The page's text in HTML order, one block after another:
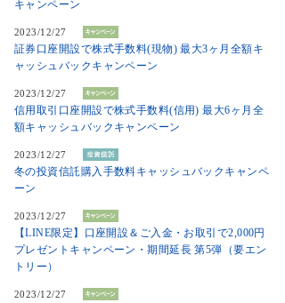
キャンペーン
2023/12/27
証券口座開設で株式手数料(現物) 最大3ヶ月全額キ
ャッシュバックキャンペーン
2023/12/27
信用取引口座開設で株式手数料(信用) 最大6ヶ月全
額キャッシュバックキャンペーン
2023/12/27
冬の投資信託購入手数料キャッシュバックキャンペ
ーン
2023/12/27
【LINE限定】口座開設＆ご入金・お取引で2,000円
プレゼントキャンペーン・期間延長 第5弾（要エン
トリー）
2023/12/27